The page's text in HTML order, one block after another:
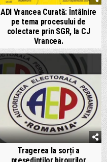
ADI Vrancea Curată: Întâlnire
pe tema procesului de
colectare prin SGR, la CJ
Vrancea.
Tragerea la sorți a